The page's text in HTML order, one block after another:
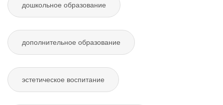
дошкольное образование
дополнительное образование
эстетическое воспитание